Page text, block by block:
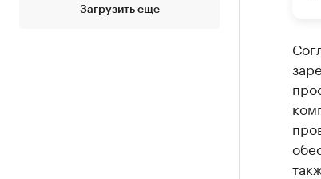
Загрузить еще